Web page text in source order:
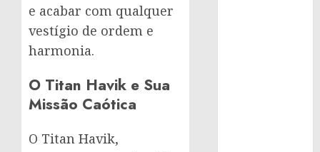
e acabar com qualquer
vestígio de ordem e
harmonia.
O Titan Havik e Sua
Missão Caótica
O Titan Havik,